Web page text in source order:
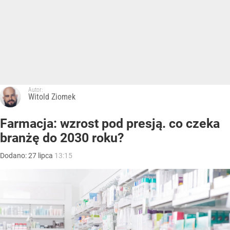
Autor:
Witold Ziomek
Farmacja: wzrost pod presją. co czeka
branżę do 2030 roku?
Dodano:27 lipca 13:15